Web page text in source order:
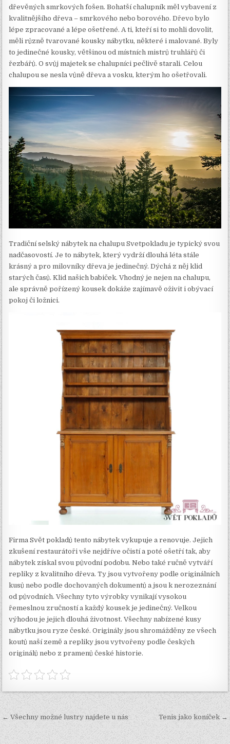
dřevěných smrkových fošen. Bohatší chalupník měl vybavení z
kvalitnějšího dřeva – smrkového nebo borového. Dřevo bylo
lépe zpracované a lépe ošetřené. A ti, kteří si to mohli dovolit,
měli různě tvarované kousky nábytku, některé i malované. Byly
to jedinečné kousky, většinou od místních mistrů truhlářů či
řezbářů. O svůj majetek se chalupníci pečlivě starali. Celou
chalupou se nesla vůně dřeva a vosku, kterým ho ošetřovali.
Tradiční selský nábytek na chalupuSvetpokladu je typický svou
nadčasovostí. Je to nábytek, který vydrží dlouhá léta stále
krásný a pro milovníky dřeva je jedinečný. Dýchá z něj klid
starých časů. Klid našich babiček. Vhodný je nejen na chalupu,
ale správně pořízený kousek dokáže zajímavě oživit i obývací
pokoj či ložnici.
Firma Svět pokladů tento nábytek vykupuje a renovuje. Jejich
zkušení restaurátoři vše nejdříve očistí a poté ošetří tak, aby
nábytek získal svou původní podobu. Nebo také ručně vytváří
repliky z kvalitního dřeva. Ty jsou vytvořeny podle originálních
kusů nebo podle dochovaných dokumentů a jsou k nerozeznání
od původních. Všechny tyto výrobky vynikají vysokou
řemeslnou zručností a každý kousek je jedinečný. Velkou
výhodou je jejich dlouhá životnost. Všechny nabízené kusy
nábytku jsou ryze české. Originály jsou shromážděny ze všech
koutů naší země a repliky jsou vytvořeny podle českých
originálů nebo z pramenů české historie.
Navigace
pro
← Všechny možné lustry najdete u nás Tenis jako koníček →